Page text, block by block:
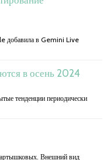
добавила в Gemini Live
в осень 2024
тенденции периодически
Внешний вид